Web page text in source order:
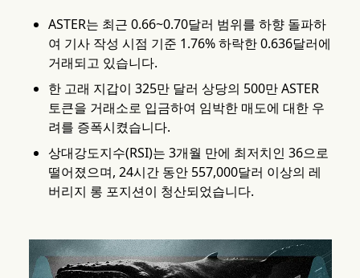
ASTER는 최근 0.66~0.70달러 범위를 하향 돌파하
여 기사 작성 시점 기준 1.76% 하락한 0.636달러에
거래되고 있습니다.
한 고래 지갑이 325만 달러 상당의 500만 ASTER
토큰을 거래소로 입금하여 임박한 매도에 대한 우
려를 증폭시켰습니다.
상대강도지수(RSI)는 3개월 만에 최저치인 36으로
떨어졌으며, 24시간 동안 557,000달러 이상의 레
버리지 롱 포지션이 청산되었습니다.